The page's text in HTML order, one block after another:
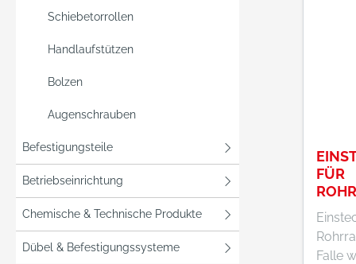
Schiebetorrollen
Handlaufstützen
Bolzen
Augenschrauben
Befestigungsteile
Betriebseinrichtung
Chemische & Technische Produkte
Dübel & Befestigungssysteme
FÜR
EN
92 24
Falle